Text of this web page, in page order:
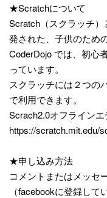
★Scratchについて
Scratch（スクラッチ
発された、子供のため
CoderDojo では、初心
っています。
スクラッチには２つの
で利用できます。
Scrach2.0オフライン
https://scratch.mit.edu/
★申し込み方法
コメントまたはメッセ
（facebookに登録し